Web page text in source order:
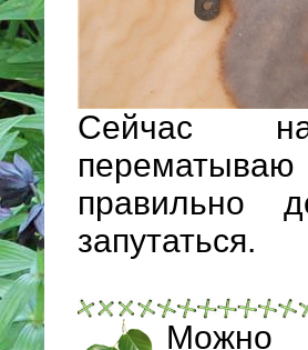
Сейчас
правильно
запутаться.